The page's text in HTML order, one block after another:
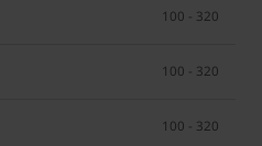
100 - 320
100 - 320
100 - 320